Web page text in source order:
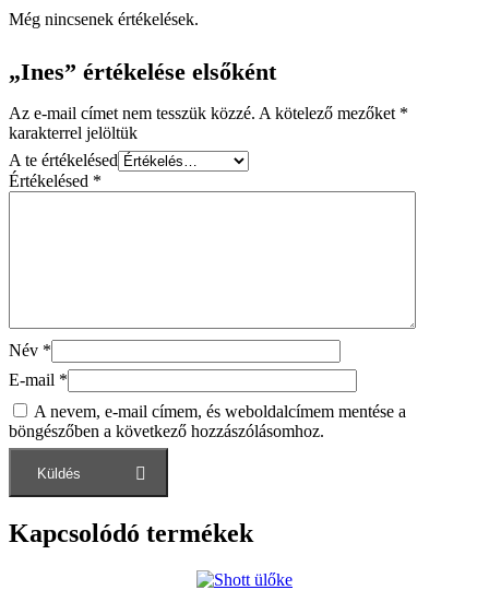
Még nincsenek értékelések.
„Ines” értékelése elsőként
Az e-mail címet nem tesszük közzé. A kötelező mezőket *
karakterrel jelöltük
A te értékelésed
Értékelésed *
Név *
E-mail *
A nevem, e-mail címem, és weboldalcímem mentése a
böngészőben a következő hozzászólásomhoz.
Kapcsolódó termékek